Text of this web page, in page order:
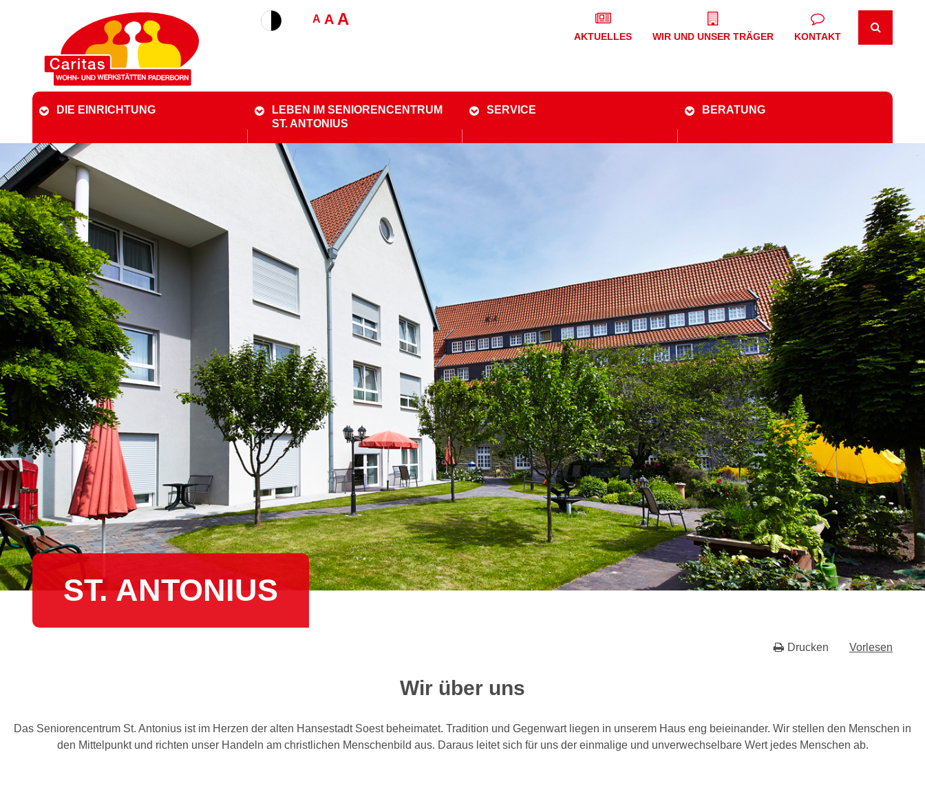
A A A
AKTUELLES WIR UND UNSER TRÄGER KONTAKT
DIE EINRICHTUNG
LEBEN IM SENIORENCENTRUM
ST. ANTONIUS
SERVICE BERATUNG
ST. ANTONIUS
Vorlesen
Drucken
Wir über uns
Das Seniorencentrum St. Antonius ist im Herzen der alten Hansestadt Soest beheimatet. Tradition und Gegenwart liegen in unserem Haus eng beieinander. Wir stellen den Menschen in
den Mittelpunkt und richten unser Handeln am christlichen Menschenbild aus. Daraus leitet sich für uns der einmalige und unverwechselbare Wert jedes Menschen ab.